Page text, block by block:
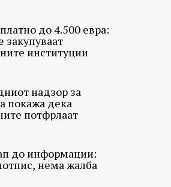
до 4.500 евра:
закупуваат
институции
надзор за
покажа дека
потфрлаат
до информации:
нема жалба